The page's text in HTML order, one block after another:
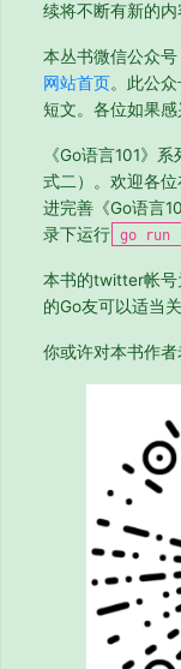
续将不断有新的内
本丛书微信公众
网站首页。此公
短文。各位如果感
《Go语言101》
式二）。欢迎各
进完善《Go语言
录下运行 go run
本书的twitter帐号
的Go友可以适当关
你或许对本书作